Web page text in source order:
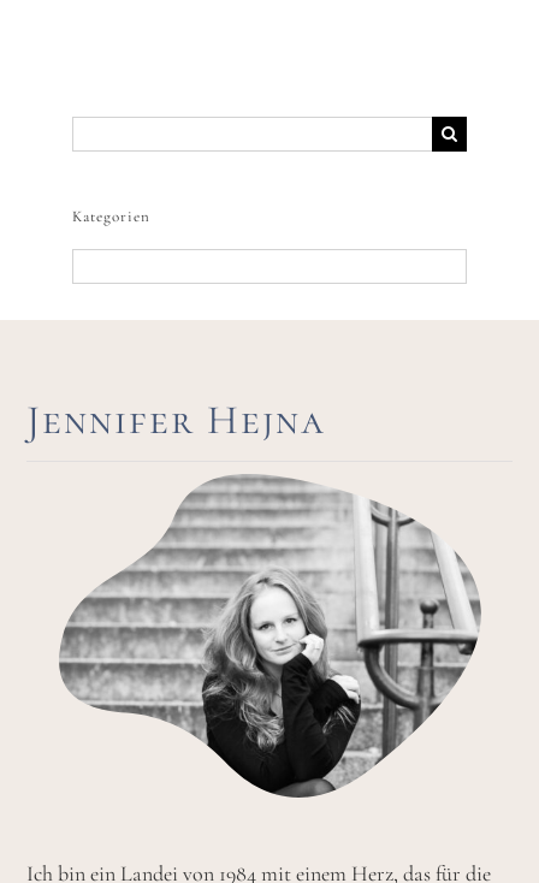
nach:
Kategorien
Jennifer Hejna
Ich bin ein Landei von 1984 mit einem Herz, das für die